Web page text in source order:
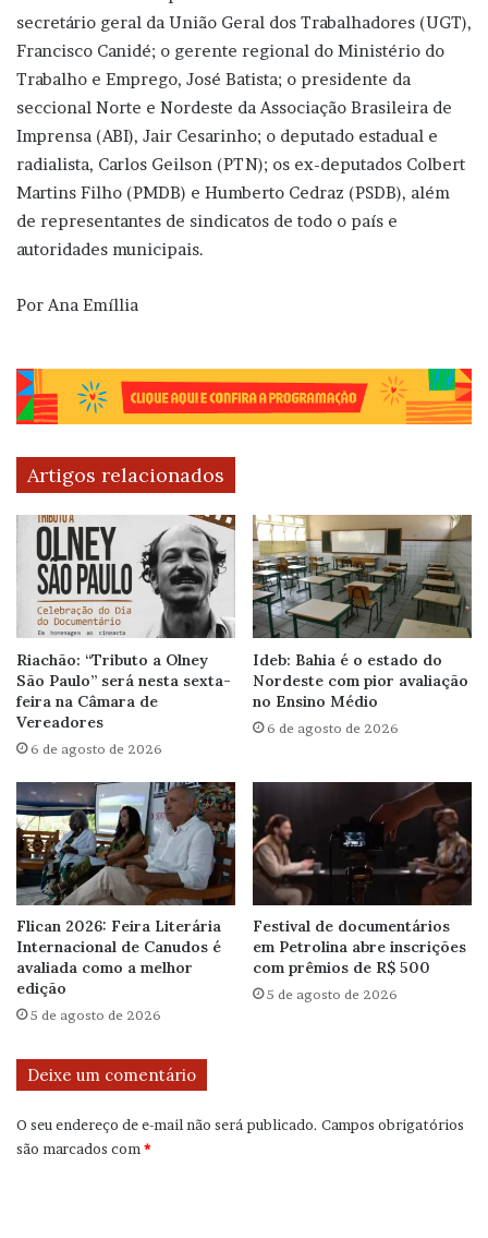
secretário geral da União Geral dos Trabalhadores (UGT),
Francisco Canidé; o gerente regional do Ministério do
Trabalho e Emprego, José Batista; o presidente da
seccional Norte e Nordeste da Associação Brasileira de
Imprensa (ABI), Jair Cesarinho; o deputado estadual e
radialista, Carlos Geilson (PTN); os ex-deputados Colbert
Martins Filho (PMDB) e Humberto Cedraz (PSDB), além
de representantes de sindicatos de todo o país e
autoridades municipais.
Por Ana Emíllia
Artigos relacionados
Riachão: “Tributo a Olney
São Paulo” será nesta sexta-
feira na Câmara de
Vereadores
6 de agosto de 2026
Ideb: Bahia é o estado do
Nordeste com pior avaliação
no Ensino Médio
6 de agosto de 2026
Flican 2026: Feira Literária
Internacional de Canudos é
avaliada como a melhor
edição
5 de agosto de 2026
Festival de documentários
em Petrolina abre inscrições
com prêmios de R$ 500
5 de agosto de 2026
Deixe um comentário
O seu endereço de e-mail não será publicado. Campos obrigatórios
são marcados com*